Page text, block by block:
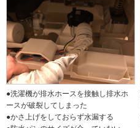
●洗濯機が排水ホースを接触し排水ホ
ースが破裂してしまった
●かさ上げをしておらず水漏する